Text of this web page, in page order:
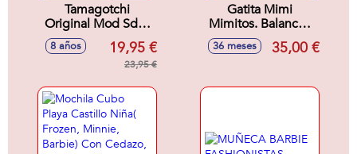
Tamagotchi
Original Mod Sdos
13,97X19,05X2,54
8 años 19,95 €
23,95 €
Gatita Mimi
Mimitos. Balancea
Su Cola Al Andar.
30X11X22
36 meses 35,00 €